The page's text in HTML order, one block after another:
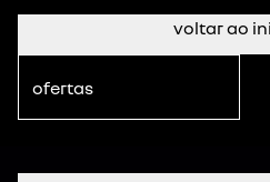
voltar ao
ofertas